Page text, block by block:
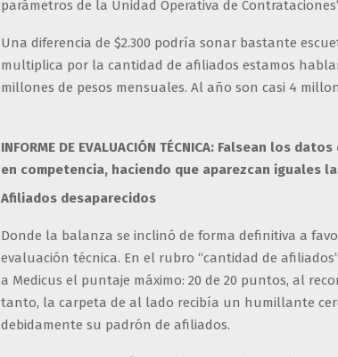
parámetros de la Unidad Operativa de
Una diferencia de $2.300 podría sonar bastante
multiplica por la cantidad de afiliados estamos
millones de pesos mensuales. Al año son casi 4
INFORME DE EVALUACIÓN TÉCNICA: Falsean los
en competencia, haciendo que aparezcan iguales
Afiliados desaparecidos
Donde la balanza se inclinó de forma definitiva a
evaluación técnica. En el rubro “cantidad de
a Medicus el puntaje máximo: 20 de 20 puntos, al
tanto, la carpeta de al lado recibía un humillante
debidamente su padrón de afiliados.